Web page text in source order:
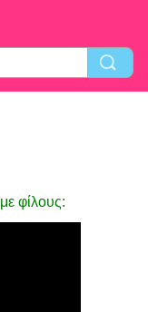
φίλους: